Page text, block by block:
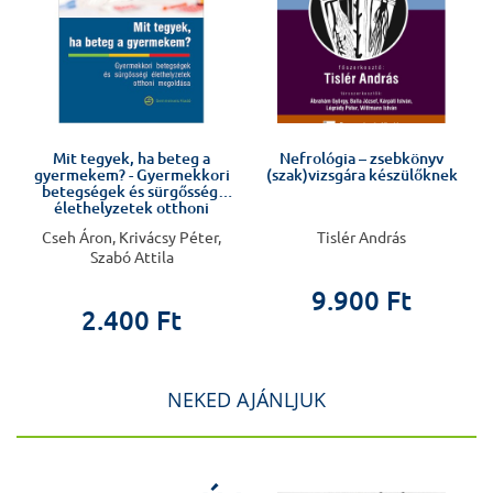
Mit tegyek, ha beteg a
gyermekem? - Gyermekkori
betegségek és sürgősségi
élethelyzetek otthoni
Cseh Áron, Krivácsy Péter,
Szabó Attila
2.400 Ft
Nefrológia – zsebkönyv
(szak)vizsgára készülőknek
Tislér András
9.900 Ft
NEKED AJÁNLJUK